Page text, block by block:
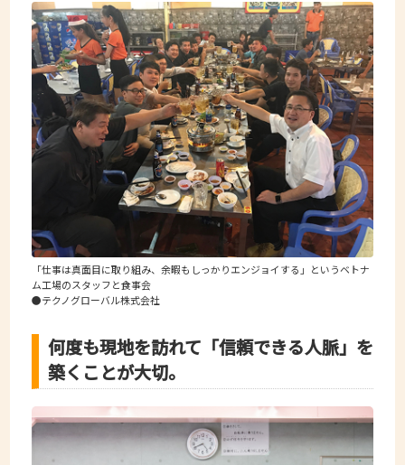
「仕事は真面目に取り組み、余暇もしっかりエンジョイする」というベトナ
ム工場のスタッフと食事会
●テクノグローバル株式会社
何度も現地を訪れて「信頼できる人脈」を
築くことが大切。